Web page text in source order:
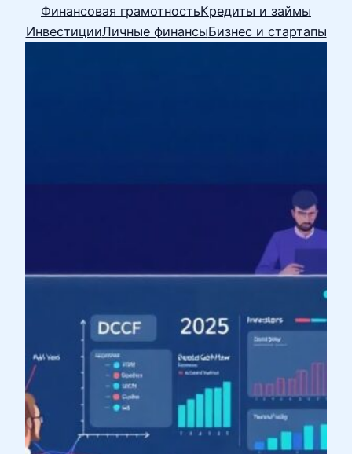
Финансовая грамотностьКредиты и займы
ИнвестицииЛичные финансыБизнес и стартапы